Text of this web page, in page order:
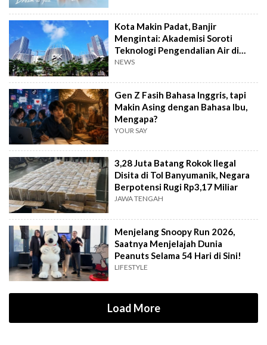
Kota Makin Padat, Banjir
Mengintai: Akademisi Soroti
Teknologi Pengendalian Air di
PIK2
NEWS
Gen Z Fasih Bahasa Inggris, tapi
Makin Asing dengan Bahasa Ibu,
Mengapa?
YOUR SAY
3,28 Juta Batang Rokok Ilegal
Disita di Tol Banyumanik, Negara
Berpotensi Rugi Rp3,17 Miliar
JAWA TENGAH
Menjelang Snoopy Run 2026,
Saatnya Menjelajah Dunia
Peanuts Selama 54 Hari di Sini!
LIFESTYLE
Load More